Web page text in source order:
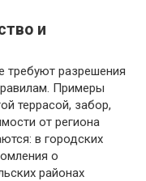
и
требуют разрешения
Примеры
террасой, забор,
от региона
в городских
о
районах